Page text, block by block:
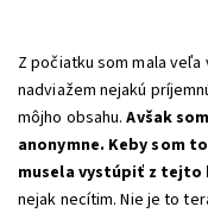
Z počiatku som mala
nadviažem nejakú
môjho obsahu.Avšak
anonymne. Keby som
musela vystúpiť z
nejak necítim. Nie je to